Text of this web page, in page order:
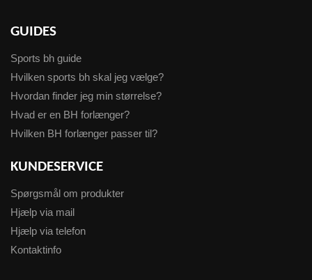
GUIDES
Sports bh guide
Hvilken sports bh skal jeg vælge?
Hvordan finder jeg min størrelse?
Hvad er en BH forlænger?
Hvilken BH forlænger passer til?
KUNDESERVICE
Spørgsmål om produkter
Hjælp via mail
Hjælp via telefon
Kontaktinfo